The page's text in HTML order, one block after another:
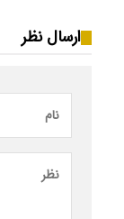
ارسال نظر